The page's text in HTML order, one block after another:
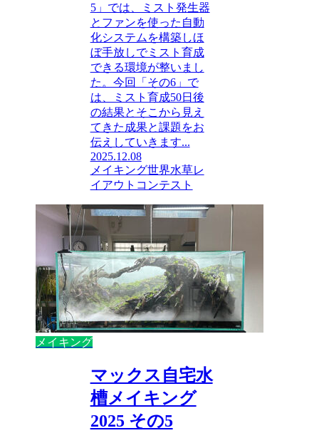
5」では、ミスト発生器
とファンを使った自動
化システムを構築しほ
ぼ手放しでミスト育成
できる環境が整いまし
た。今回「その6」で
は、ミスト育成50日後
の結果とそこから見え
てきた成果と課題をお
伝えしていきます...
2025.12.08
メイキング世界水草レ
イアウトコンテスト
メイキング
マックス自宅水
槽メイキング
2025 その5